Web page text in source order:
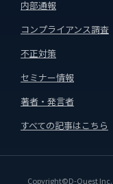
内部通報
コンプライアンス調査
不正対策
セミナー情報
著者・発言者
すべての記事はこちら
Copyright©D-Quest Inc.